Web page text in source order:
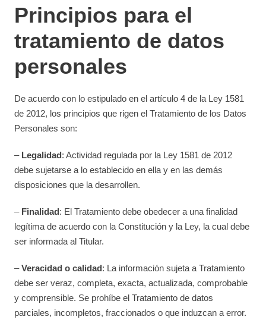
Principios para el
tratamiento de datos
personales
De acuerdo con lo estipulado en el artículo 4 de la Ley 1581
de 2012, los principios que rigen el Tratamiento de los Datos
Personales son:
– Legalidad: Actividad regulada por la Ley 1581 de 2012
debe sujetarse a lo establecido en ella y en las demás
disposiciones que la desarrollen.
– Finalidad: El Tratamiento debe obedecer a una finalidad
legítima de acuerdo con la Constitución y la Ley, la cual debe
ser informada al Titular.
–Veracidad o calidad: La información sujeta a Tratamiento
debe ser veraz, completa, exacta, actualizada, comprobable
y comprensible. Se prohíbe el Tratamiento de datos
parciales, incompletos, fraccionados o que induzcan a error.